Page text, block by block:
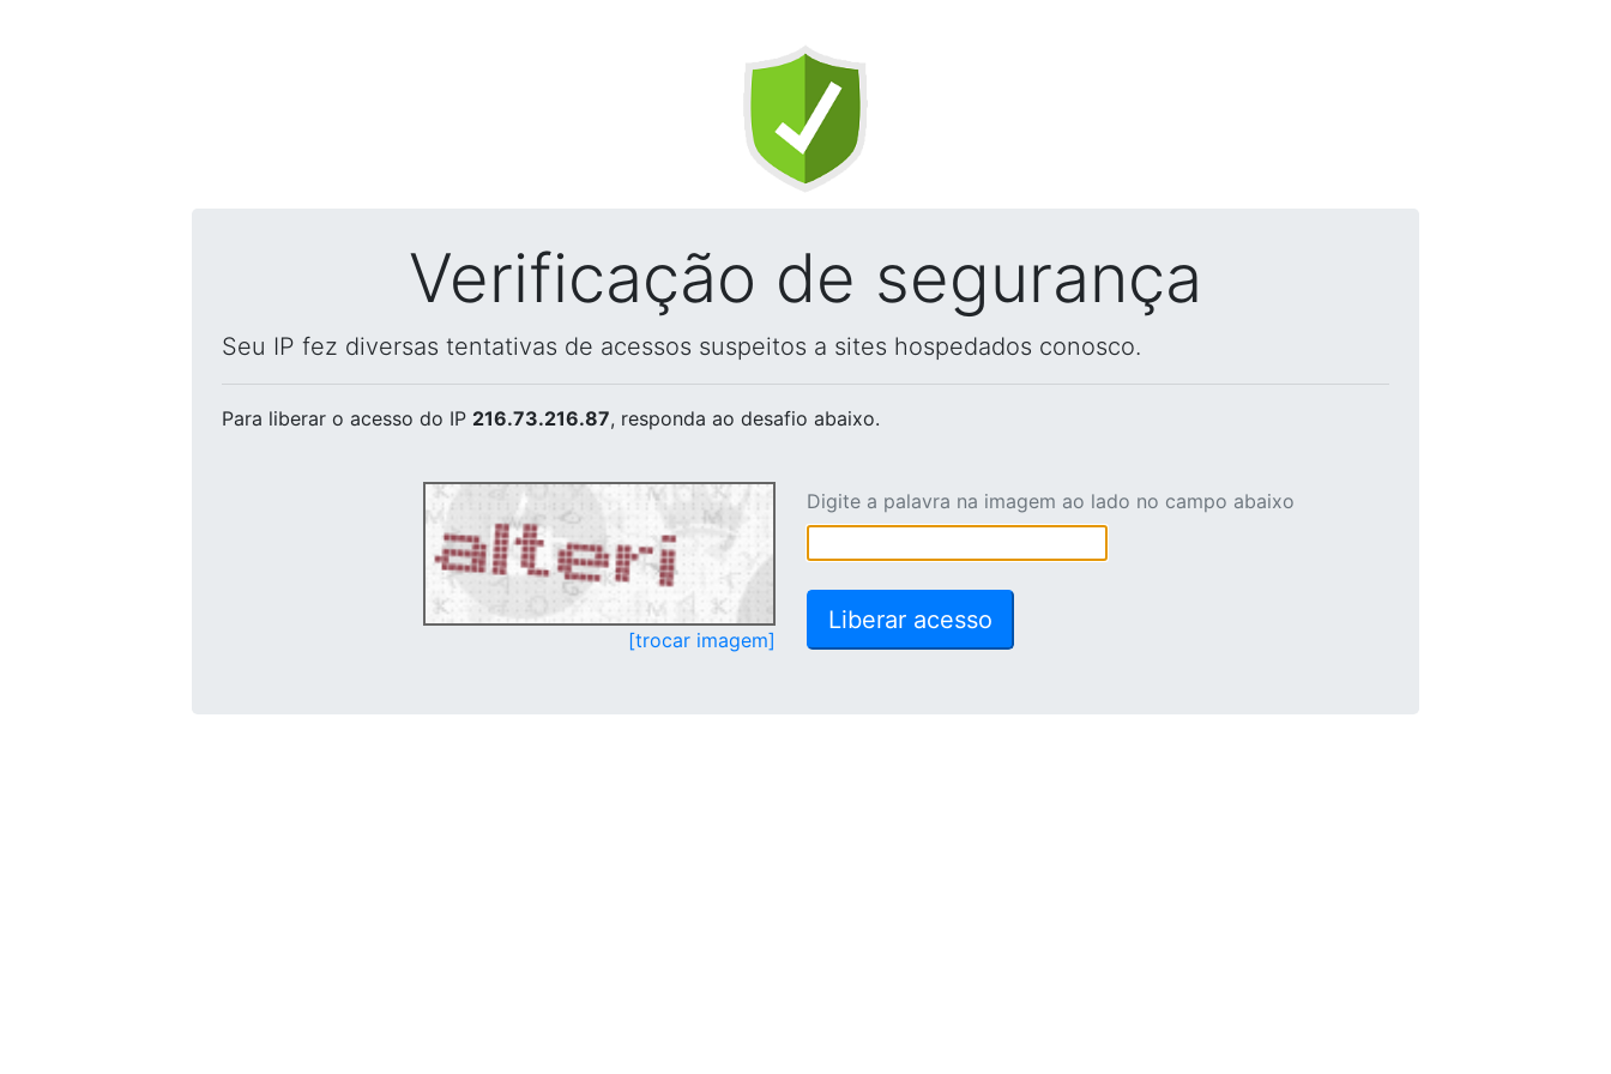
Verificação de segurança
Seu IP fez diversas tentativas de acessos suspeitos a sites hospedados conosco.
Para liberar o acesso do IP 216.73.216.87, responda ao desafio abaixo.
[trocar imagem]
Digite a palavra na imagem ao lado no campo abaixo